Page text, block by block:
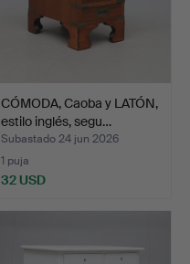
CÓMODA, Caoba y LATÓN,
estilo inglés, segu…
Subastado 24 jun 2026
1 puja
32 USD